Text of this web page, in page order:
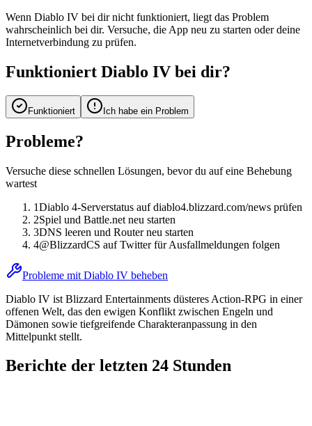
Wenn Diablo IV bei dir nicht funktioniert, liegt das Problem
wahrscheinlich bei dir. Versuche, die App neu zu starten oder deine
Internetverbindung zu prüfen.
Funktioniert Diablo IV bei dir?
Funktioniert Ich habe ein Problem
Probleme?
Versuche diese schnellen Lösungen, bevor du auf eine Behebung
wartest
1Diablo 4-Serverstatus auf diablo4.blizzard.com/news prüfen
2Spiel und Battle.net neu starten
3DNS leeren und Router neu starten
4@BlizzardCS auf Twitter für Ausfallmeldungen folgen
Probleme mit Diablo IV beheben
Diablo IV ist Blizzard Entertainments düsteres Action-RPG in einer
offenen Welt, das den ewigen Konflikt zwischen Engeln und
Dämonen sowie tiefgreifende Charakteranpassung in den
Mittelpunkt stellt.
Berichte der letzten 24 Stunden